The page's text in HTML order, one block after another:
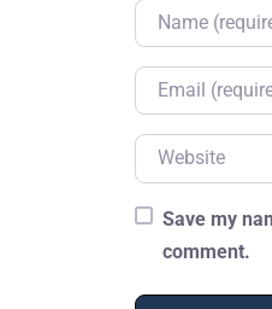
Name
Email
Website
Save my
comment.